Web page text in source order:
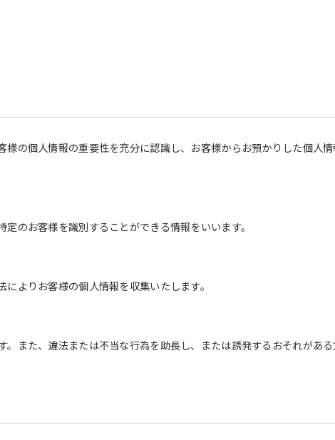
の個人情報の重要性を充分に認識し、お客様からお預かりした個人情
のお客様を識別することができる情報をいいます。
よりお客様の個人情報を収集いたします。
また、違法または不当な行為を助長し、または誘発するおそれがあ